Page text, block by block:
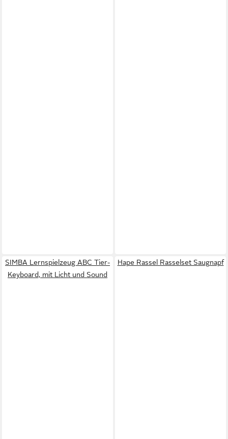
SIMBA Lernspielzeug ABC Tier-
Keyboard, mit Licht und Sound
Hape Rassel Rasselset Saugnapf